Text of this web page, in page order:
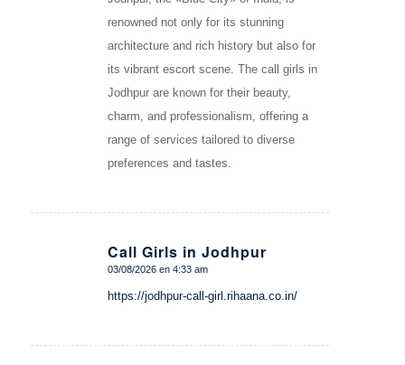
renowned not only for its stunning
architecture and rich history but also for
its vibrant escort scene. The call girls in
Jodhpur are known for their beauty,
charm, and professionalism, offering a
range of services tailored to diverse
preferences and tastes.
Call Girls in Jodhpur
Dice:
03/08/2026 en 4:33 am
https://jodhpur-call-girl.rihaana.co.in/